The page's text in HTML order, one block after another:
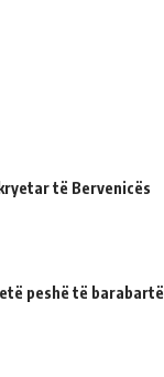
të Bervenicës
peshë të barabartë